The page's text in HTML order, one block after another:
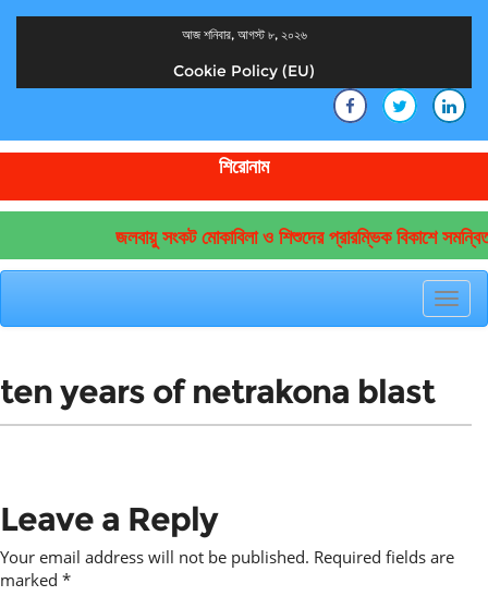
আজ শনিবার, আগস্ট ৮, ২০২৬
Cookie Policy (EU)
শিরোনাম
জলবায়ু সংকট মোকাবিলা ও শিশুদের প্রারম্ভিক বিকাশে
ten years of netrakona blast
Leave a Reply
Your email address will not be published. Required fields are
marked *